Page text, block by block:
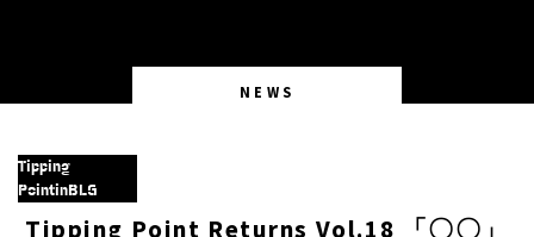
NEWS
Tipping
PointinBLG
Tipping Point Returns Vol.18 「〇〇」